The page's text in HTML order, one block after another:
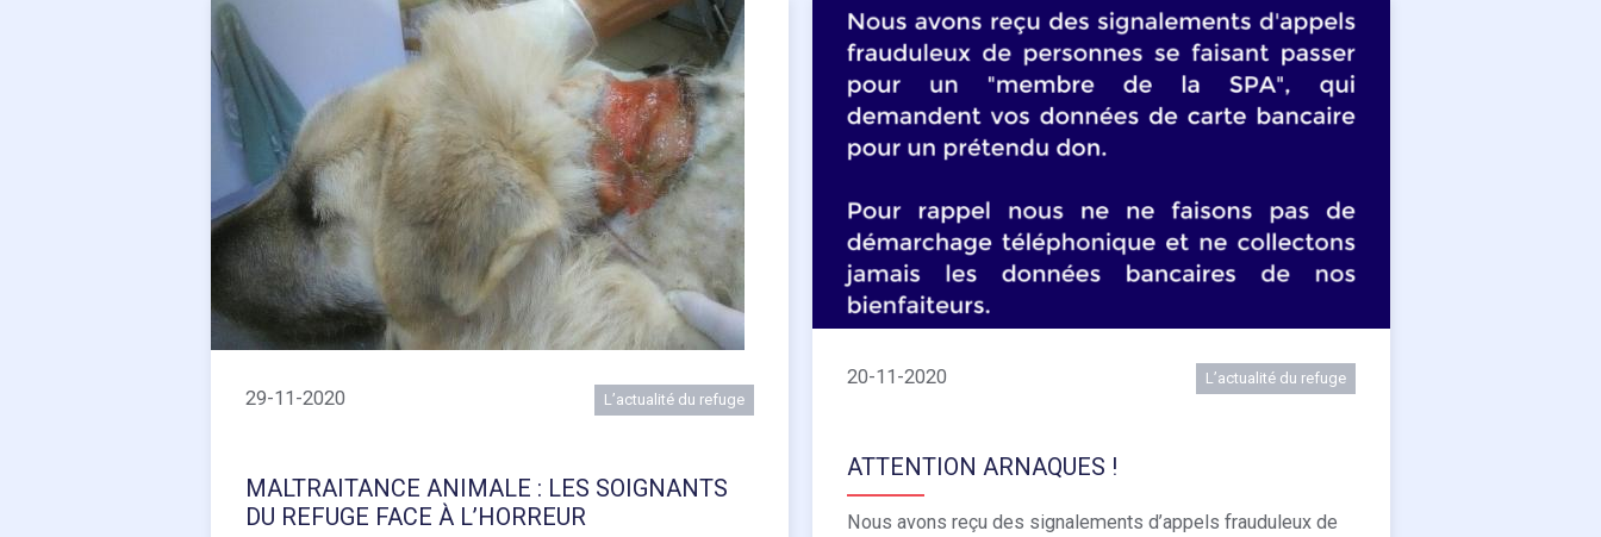
29-11-2020 L’actualité du refuge
MALTRAITANCE ANIMALE : LES SOIGNANTS
DU REFUGE FACE À L’HORREUR
20-11-2020 L’actualité du refuge
ATTENTION ARNAQUES !
Nous avons reçu des signalements d’appels frauduleux de